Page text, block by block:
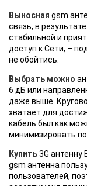
Выносная gsm
связь, в
стабильной и
доступ к Сети, –
не обойтись.
Выбрать можно
6 дБ или
даже выше.
хватает для
кабель был как
минимизировать
Купить3G
gsm антенна
пользователей,